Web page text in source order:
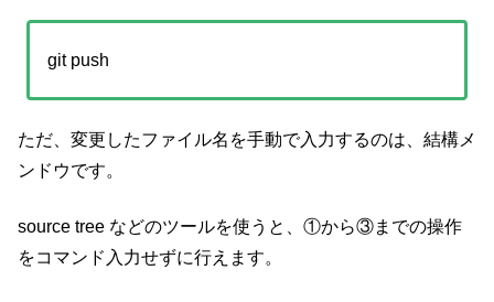
git push
ただ、変更したファイル名を手動で入力するのは、結構メ
ンドウです。
source tree などのツールを使うと、①から③までの操作
をコマンド入力せずに行えます。